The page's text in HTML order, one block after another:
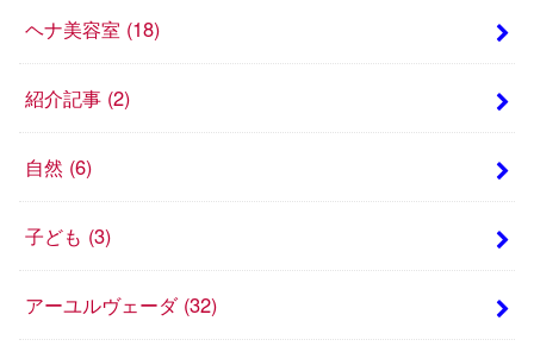
ヘナ美容室 (18)
紹介記事 (2)
自然 (6)
子ども (3)
アーユルヴェーダ (32)